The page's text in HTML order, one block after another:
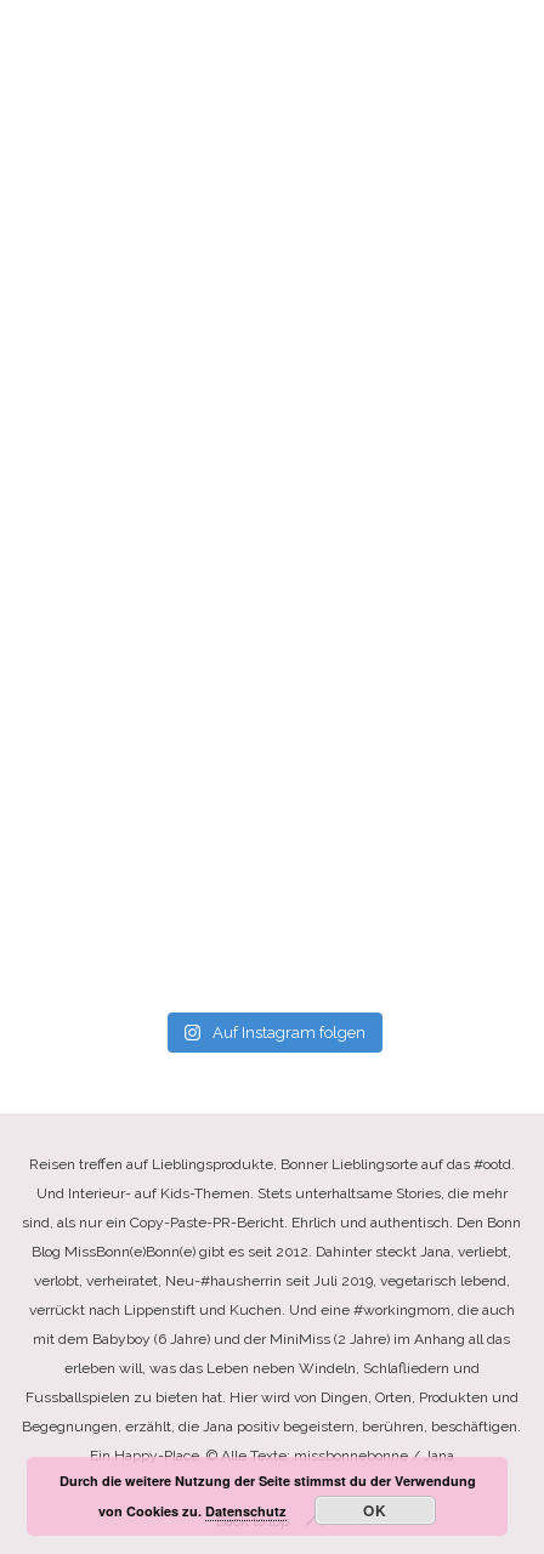
Auf Instagram folgen
Reisen treffen auf Lieblingsprodukte, Bonner Lieblingsorte auf das #ootd.
Und Interieur- auf Kids-Themen. Stets unterhaltsame Stories, die mehr
sind, als nur ein Copy-Paste-PR-Bericht. Ehrlich und authentisch. Den Bonn
Blog MissBonn(e)Bonn(e) gibt es seit 2012. Dahinter steckt Jana, verliebt,
verlobt, verheiratet, Neu-#hausherrin seit Juli 2019, vegetarisch lebend,
verrückt nach Lippenstift und Kuchen. Und eine #workingmom, die auch
mit dem Babyboy (6 Jahre) und der MiniMiss (2 Jahre) im Anhang all das
erleben will, was das Leben neben Windeln, Schlafliedern und
Fussballspielen zu bieten hat. Hier wird von Dingen, Orten, Produkten und
Begegnungen, erzählt, die Jana positiv begeistern, berühren, beschäftigen.
Ein Happy-Place. © Alle Texte: missbonnebonne / Jana
Back to top
Durch die weitere Nutzung der Seite stimmst du der Verwendung
von Cookies zu.Datenschutz OK